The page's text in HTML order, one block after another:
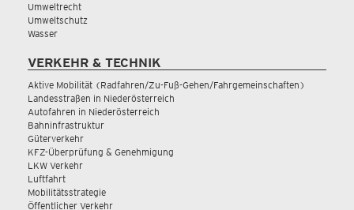
Umweltrecht
Umweltschutz
Wasser
VERKEHR & TECHNIK
Aktive Mobilität (Radfahren/Zu-Fuß-Gehen/Fahrgemeinschaften)
Landesstraßen in Niederösterreich
Autofahren in Niederösterreich
Bahninfrastruktur
Güterverkehr
KFZ-Überprüfung & Genehmigung
LKW Verkehr
Luftfahrt
Mobilitätsstrategie
Öffentlicher Verkehr